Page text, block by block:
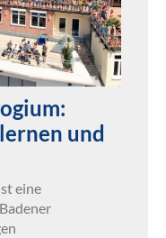
und
eine